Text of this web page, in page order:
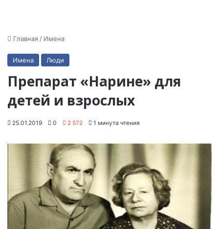
Главная / Имена
Имена Люди
Препарат «Нарине» для
детей и взрослых
25.01.2019 0 2 572 1 минута чтения